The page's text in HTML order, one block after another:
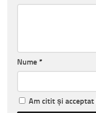
Nume *
Am citit și acceptat